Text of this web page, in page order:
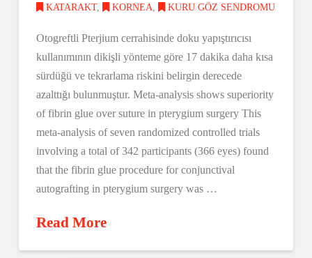
KATARAKT, KORNEA, KURU GÖZ SENDROMU
Otogreftli Pterjium cerrahisinde doku yapıştırıcısı
kullanımının dikişli yönteme göre 17 dakika daha kısa
sürdüğü ve tekrarlama riskini belirgin derecede
azalttığı bulunmuştur. Meta-analysis shows superiority
of fibrin glue over suture in pterygium surgery This
meta-analysis of seven randomized controlled trials
involving a total of 342 participants (366 eyes) found
that the fibrin glue procedure for conjunctival
autografting in pterygium surgery was …
Read More